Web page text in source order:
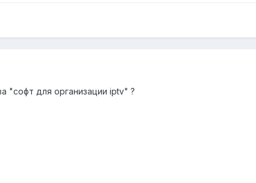
"софт для организации iptv" ?